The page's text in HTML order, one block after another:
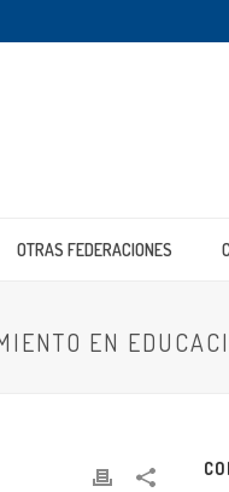
OTRAS FEDERACIONES
EN